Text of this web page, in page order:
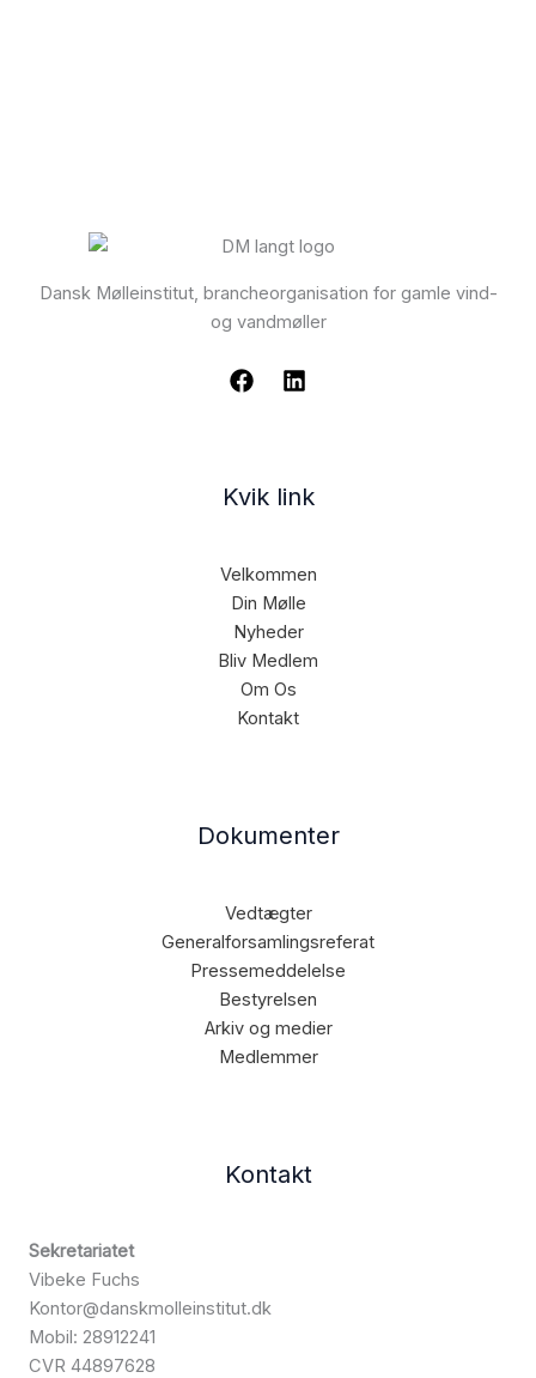
Dansk Mølleinstitut, brancheorganisation for gamle vind-
og vandmøller
Kvik link
Velkommen
Din Mølle
Nyheder
Bliv Medlem
Om Os
Kontakt
Dokumenter
Vedtægter
Generalforsamlingsreferat
Pressemeddelelse
Bestyrelsen
Arkiv og medier
Medlemmer
Kontakt
Sekretariatet
Vibeke Fuchs
Kontor@danskmolleinstitut.dk
Mobil: 28912241
CVR 44897628